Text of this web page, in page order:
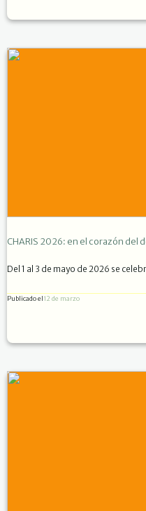
CHARIS 2026: en el corazón del
Del 1 al 3 de mayo de 2026 se
Publicado el12 de marzo